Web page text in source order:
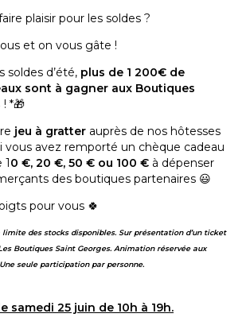
plaisir pour les soldes ?
et on vous gâte !
soldes d’été, plus de 1 200€ de
sont à gagner aux Boutiques
! *🎁
jeu à gratter auprès de nos hôtesses
vous avez remporté un chèque cadeau
10 €, 20 €, 50 € ou 100 € à dépenser
des boutiques partenaires 😃
pour vous 🍀
limite des stocks disponibles. Sur présentation d’un ticket
Boutiques Saint Georges. Animation réservée aux
seule participation par personne.
samedi 25 juin de 10h à 19h.